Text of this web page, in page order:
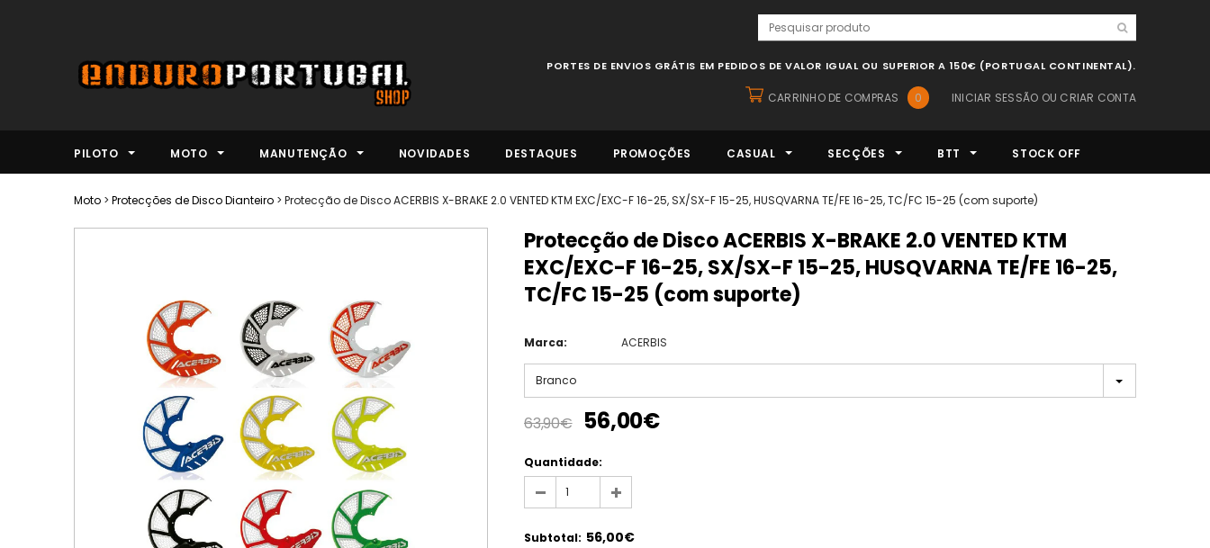
PORTES DE ENVIOS GRÁTIS EM PEDIDOS DE VALOR IGUAL OU SUPERIOR A 150€ (PORTUGAL CONTINENTAL).
INICIAR SESSÃO OU CRIAR CONTA
CARRINHO DE COMPRAS 0
PILOTO MOTO MANUTENÇÃO NOVIDADES DESTAQUES PROMOÇÕES CASUAL SECÇÕES BTT STOCK OFF
Moto > Protecções de Disco Dianteiro > Protecção de Disco ACERBIS X-BRAKE 2.0 VENTED KTM EXC/EXC-F 16-25, SX/SX-F 15-25, HUSQVARNA TE/FE 16-25, TC/FC 15-25 (com suporte)
Protecção de Disco ACERBIS X-BRAKE 2.0 VENTED KTM
EXC/EXC-F 16-25, SX/SX-F 15-25, HUSQVARNA TE/FE 16-25,
TC/FC 15-25 (com suporte)
Marca: ACERBIS
Branco
63,90€ 56,00€
Quantidade:
Subtotal: 56,00€